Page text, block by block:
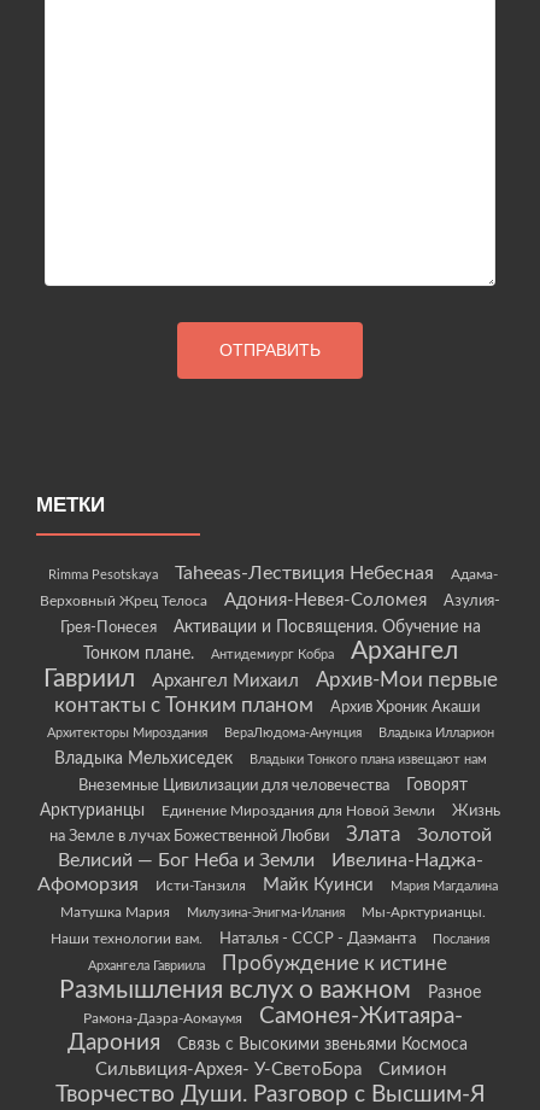
МЕТКИ
Rimma Pesotskaya Taheeas-Лествиция Небесная
Адама-
Верховный Жрец Телоса
Адония-Невея-Соломея
Азулия-
Грея-Понесея
Активации и Посвящения. Обучение на
Тонком плане.
Антидемиург Кобра
Архангел
Гавриил
Архангел Михаил
Архив-Мои первые
контакты с Тонким планом
Архив Хроник Акаши
Архитекторы Мироздания ВераЛюдома-Анунция Владыка Илларион
Владыка Мельхиседек Владыки Тонкого плана извещают нам
Внеземные Цивилизации для человечества
Говорят
Арктурианцы
Единение Мироздания для Новой Земли
Жизнь
на Земле в лучах Божественной Любви
Злата
Золотой
Велисий — Бог Неба и Земли
Ивелина-Наджа-
Афоморзия
Исти-Танзиля Майк Куинси Мария Магдалина
Матушка Мария Милузина-Энигма-Илания
Мы-Арктурианцы.
Наши технологии вам.
Наталья - СССР - Даэманта
Послания
Архангела Гавриила
Пробуждение к истине
Размышления вслух о важном Разное
Рамона-Даэра-Аомаумя
Самонея-Житаяра-
Дарония
Связь с Высокими звеньями Космоса
Сильвиция-Архея- У-СветоБора Симион
Творчество Души. Разговор с Высшим-Я